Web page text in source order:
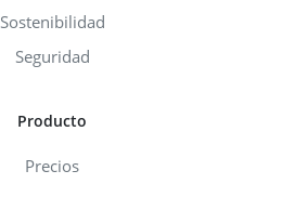
Sostenibilidad
Seguridad
Producto
Precios